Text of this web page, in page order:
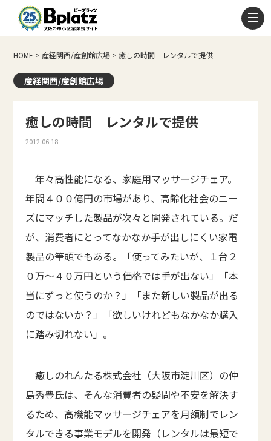
HOME > 産経関西/産創館広場 >癒しの時間 レンタルで提供
産経関西/産創館広場
癒しの時間 レンタルで提供
2012.06.18
年々高性能になる、家庭用マッサージチェア。
年間４００億円の市場があり、高齢化社会のニー
ズにマッチした製品が次々と開発されている。だ
が、消費者にとってなかなか手が出しにくい家電
製品の筆頭でもある。「使ってみたいが、１台２
０万～４０万円という価格では手が出ない」「本
当にずっと使うのか？」「また新しい製品が出る
のではないか？」「欲しいけれどもなかなか購入
に踏み切れない」。
癒しのれんたる株式会社（大阪市淀川区）の仲
島秀豊氏は、そんな消費者の疑問や不安を解決す
るため、高機能マッサージチェアを月額制でレン
タルできる事業モデルを開発（レンタルは最短で